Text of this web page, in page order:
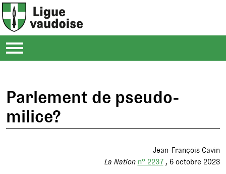
Parlement de pseudo-
milice?
Jean-François Cavin
La Nation n° 2237 6 octobre 2023